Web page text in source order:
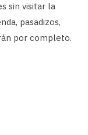
sin visitar la
pasadizos,
por completo.